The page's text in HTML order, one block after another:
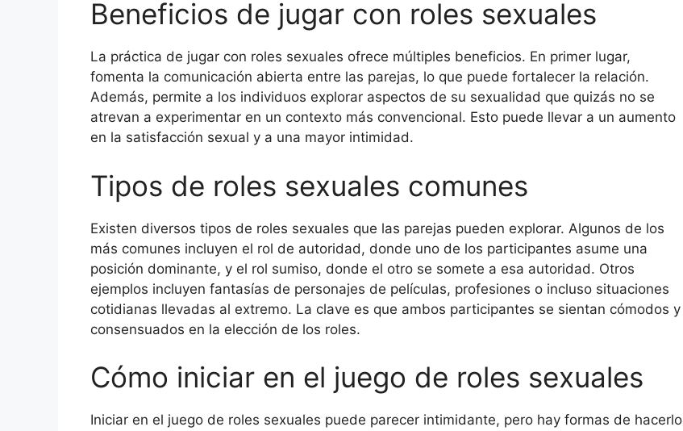
Beneficios de jugar con roles sexuales
La práctica de jugar con roles sexuales ofrece múltiples beneficios. En primer lugar,
fomenta la comunicación abierta entre las parejas, lo que puede fortalecer la relación.
Además, permite a los individuos explorar aspectos de su sexualidad que quizás no se
atrevan a experimentar en un contexto más convencional. Esto puede llevar a un aumento
en la satisfacción sexual y a una mayor intimidad.
Tipos de roles sexuales comunes
Existen diversos tipos de roles sexuales que las parejas pueden explorar. Algunos de los
más comunes incluyen el rol de autoridad, donde uno de los participantes asume una
posición dominante, y el rol sumiso, donde el otro se somete a esa autoridad. Otros
ejemplos incluyen fantasías de personajes de películas, profesiones o incluso situaciones
cotidianas llevadas al extremo. La clave es que ambos participantes se sientan cómodos y
consensuados en la elección de los roles.
Cómo iniciar en el juego de roles sexuales
Iniciar en el juego de roles sexuales puede parecer intimidante, pero hay formas de hacerlo